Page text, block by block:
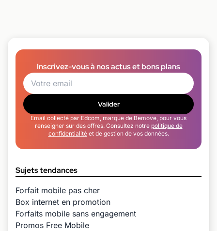
Inscrivez-vous à nos actus et bons plans
Valider
Email collecté par Edcom, marque de Bemove, pour vous
renseigner sur des offres. Consultez notre politique de
confidentialitéet de gestion de vos données.
Sujets tendances
Forfait mobile pas cher
Box internet en promotion
Forfaits mobile sans engagement
Promos Free Mobile